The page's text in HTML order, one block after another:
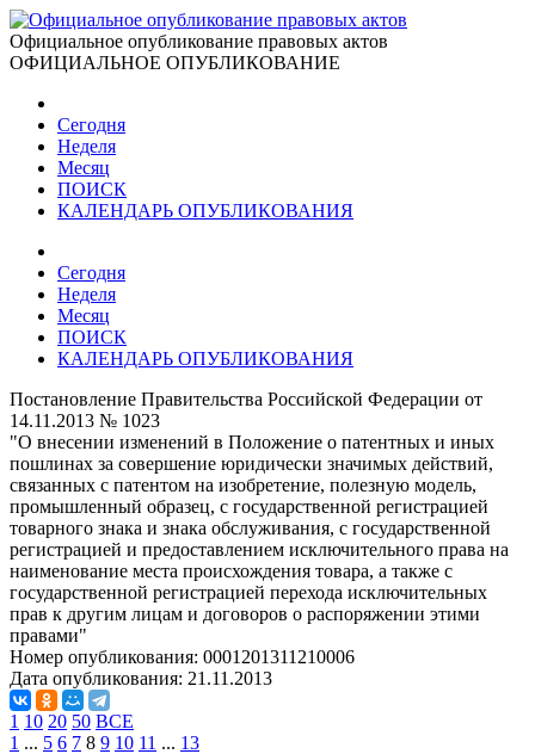
Официальное опубликование правовых актов
ОФИЦИАЛЬНОЕ ОПУБЛИКОВАНИЕ
Сегодня
Неделя
Месяц
ПОИСК
КАЛЕНДАРЬ ОПУБЛИКОВАНИЯ
Сегодня
Неделя
Месяц
ПОИСК
КАЛЕНДАРЬ ОПУБЛИКОВАНИЯ
Постановление Правительства Российской Федерации от
14.11.2013 № 1023
"О внесении изменений в Положение о патентных и иных
пошлинах за совершение юридически значимых действий,
связанных с патентом на изобретение, полезную модель,
промышленный образец, с государственной регистрацией
товарного знака и знака обслуживания, с государственной
регистрацией и предоставлением исключительного права на
наименование места происхождения товара, а также с
государственной регистрацией перехода исключительных
прав к другим лицам и договоров о распоряжении этими
правами"
Номер опубликования: 0001201311210006
Дата опубликования: 21.11.2013
1 10 20 50 ВСЕ
1 ... 5 6 7 8 9 10 11 ... 13